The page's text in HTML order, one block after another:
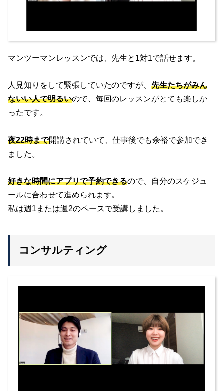
マンツーマンレッスンでは、先生と1対1で話せます。
人見知りをして緊張していたのですが、先生たちがみん
ないい人で明るいので、毎回のレッスンがとても楽しか
ったです。
夜22時まで開講されていて、仕事後でも余裕で参加でき
ました。
好きな時間にアプリで予約できるので、自分のスケジュ
ールに合わせて進められます。
私は週1または週2のペースで受講しました。
コンサルティング